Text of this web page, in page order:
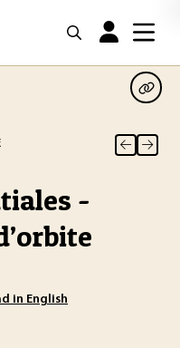
-
in English